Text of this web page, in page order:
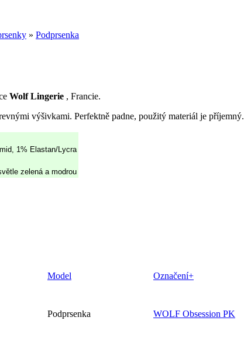
» Podprsenka
Wolf Lingerie , Francie.
výšivkami. Perfektně padne, použitý materiál je příjemný.
1% Elastan/Lycra
zelená a modrou
Model
Označení+
Podprsenka WOLF Obsession PK